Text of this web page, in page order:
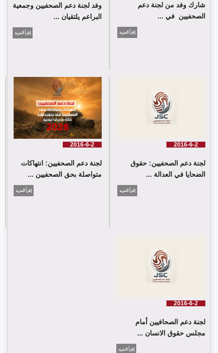
اللجنة كلمة باسم جمعية البراعم للعمل الاجتماعي
شارك وفد من لجنة دعم
الصحفيين في ...
إقرأ المزيد
وفد لجنة دعم الصحفيين وجمعية
البراعم يلتقيان ...
إقرأ المزيد
2016-6-2
لجنة دعم الصحفيين: حقوق
الضحايا في العدالة ...
إقرأ المزيد
2016-6-2
لجنة دعم الصحفيين: انتهاكات
متواصلة بحق الصحفيين ...
إقرأ المزيد
2016-6-2
لجنة دعم الصحافيين أمام
مجلس حقوق الانسان ...
إقرأ المزيد